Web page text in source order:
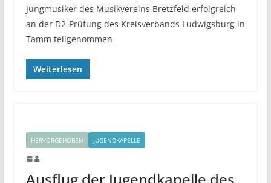
Jungmusiker des Musikvereins Bretzfeld erfolgreich
an der D2-Prüfung des Kreisverbands Ludwigsburg in
Tamm teilgenommen
Weiterlesen
HERVORGEHOBEN JUGENDKAPELLE
Ausflug der Jugendkapelle des